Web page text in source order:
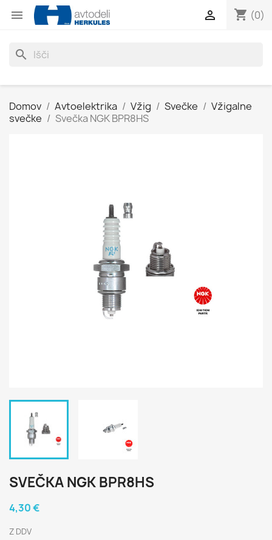
 shopping_cart (0)

search
Domov Avtoelektrika Vžig Svečke
Vžigalne
svečke
Svečka NGK BPR8HS
SVEČKA NGK BPR8HS
4,30 €
Z DDV